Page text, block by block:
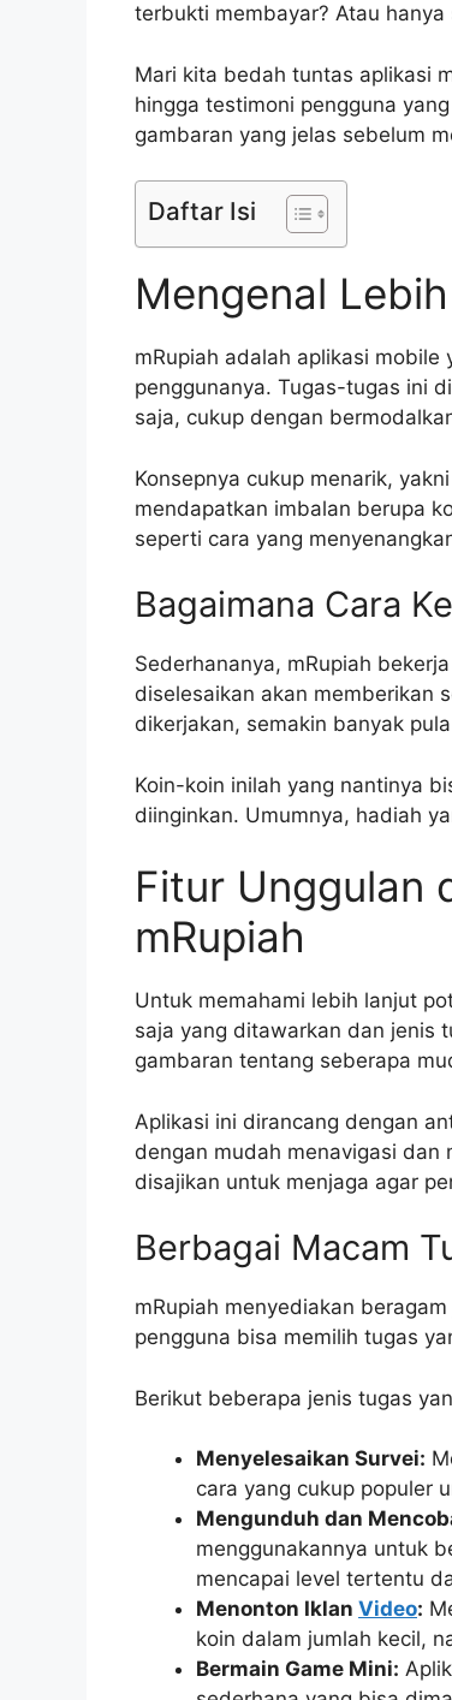
terbukti membayar? Atau
Mari kita bedah tuntas aplikasi
hingga testimoni pengguna
gambaran yang jelas sebelum
Daftar Isi
Mengenal
mRupiah adalah aplikasi
penggunanya. Tugas-tugas ini
saja, cukup dengan
Konsepnya cukup menarik,
mendapatkan imbalan berupa
seperti cara yang
Bagaimana Cara
Sederhananya, mRupiah
diselesaikan akan memberikan
dikerjakan, semakin banyak
Koin-koin inilah yang nantinya
diinginkan. Umumnya, hadiah
Fitur Unggulan
mRupiah
Untuk memahami lebih lanjut
saja yang ditawarkan dan jenis
gambaran tentang seberapa
Aplikasi ini dirancang dengan
dengan mudah menavigasi dan
disajikan untuk menjaga agar
Berbagai Macam
mRupiah menyediakan
pengguna bisa memilih tugas
Berikut beberapa jenis tugas
Menyelesaikan Survei:
cara yang cukup populer
Mengunduh dan
menggunakannya untuk
mencapai level tertentu
Menonton Iklan Video:
koin dalam jumlah kecil,
Bermain Game Mini: